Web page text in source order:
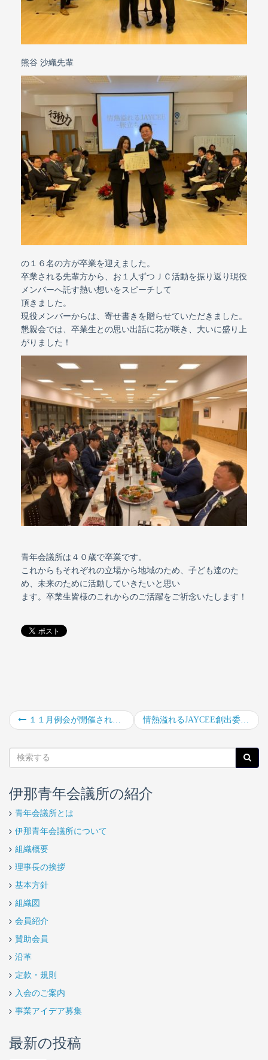
熊谷 沙織先輩
の１６名の方が卒業を迎えました。
卒業される先輩方から、お１人ずつＪＣ活動を振り返り現役
メンバーへ託す熱い想いをスピーチして
頂きました。
現役メンバーからは、寄せ書きを贈らせていただきました。
懇親会では、卒業生との思い出話に花が咲き、大いに盛り上
がりました！
青年会議所は４０歳で卒業です。
これからもそれぞれの立場から地域のため、子ども達のた
め、未来のために活動していきたいと思い
ます。卒業生皆様のこれからのご活躍をご祈念いたします！
１１月例会が開催されました！
伊那青年会議所の紹介
青年会議所とは
伊那青年会議所について
組織概要
理事長の挨拶
基本方針
組織図
会員紹介
賛助会員
沿革
定款・規則
入会のご案内
事業アイデア募集
最新の投稿